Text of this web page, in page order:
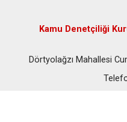
Kamu Denetçiliği
Dörtyolağzı Mahallesi